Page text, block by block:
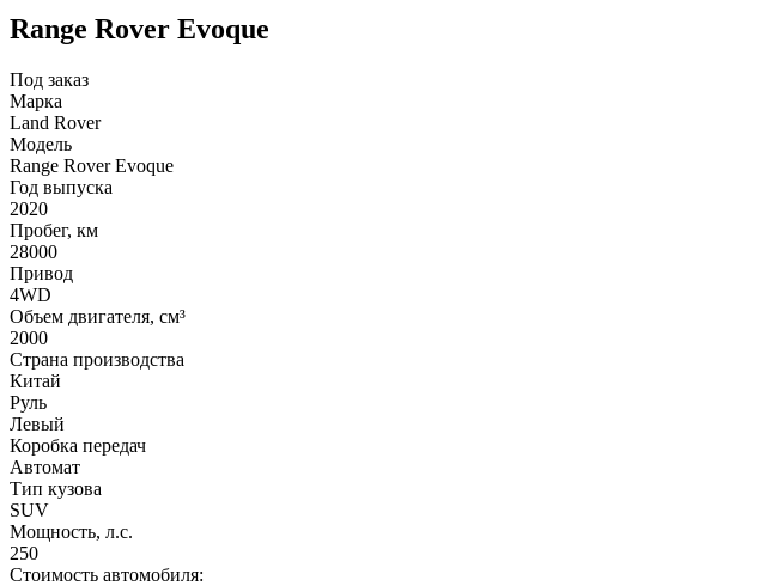
Range Rover Evoque
Под заказ
Марка
Land Rover
Модель
Range Rover Evoque
Год выпуска
2020
Пробег, км
28000
Привод
4WD
Объем двигателя, см³
2000
Страна производства
Китай
Руль
Левый
Коробка передач
Автомат
Тип кузова
SUV
Мощность, л.с.
250
Стоимость автомобиля: